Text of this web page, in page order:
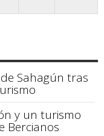
Sahagún tras
y un turismo
Bercianos